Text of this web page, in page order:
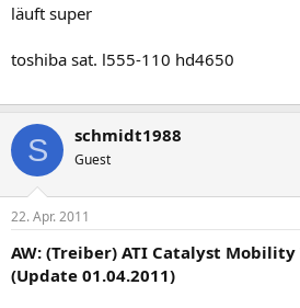
läuft super
toshiba sat. l555-110 hd4650
S schmidt1988
Guest
22. Apr. 2011
AW: (Treiber) ATI Catalyst
(Update 01.04.2011)